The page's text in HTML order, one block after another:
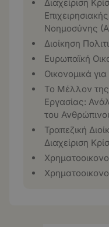
Διαχείριση
Νοημοσύνης
Διοίκηση
Ευρωπαϊκή
Οικονομικά για
Το Μέλλον
Εργασίας:
του
Τραπεζική
Διαχείριση